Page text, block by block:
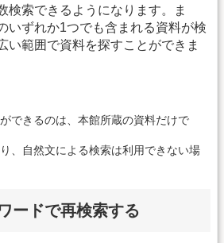
検索できるようになります。ま
いずれか1つでも含まれる資料が検
い範囲で資料を探すことができま
できるのは、本館所蔵の資料だけで
、自然文による検索は利用できない場
ードで再検索する